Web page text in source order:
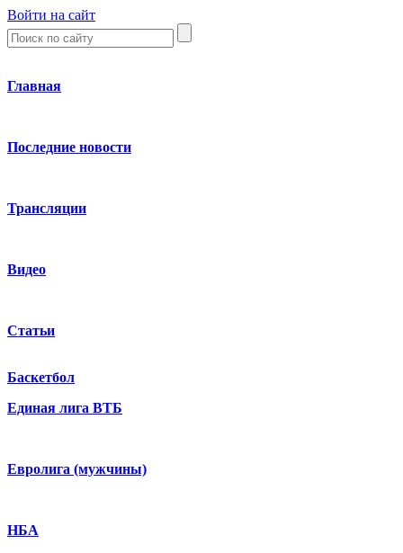
Войти на сайт
Главная
Последние новости
Трансляции
Видео
Статьи
Баскетбол
Единая лига ВТБ
Евролига (мужчины)
НБА